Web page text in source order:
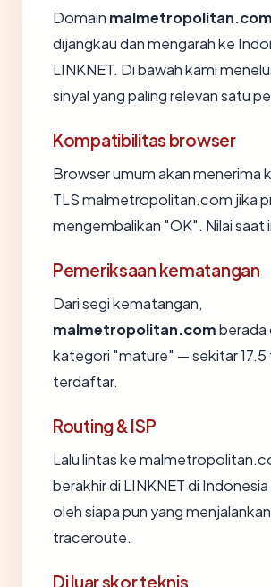
Domain malmetropolitan.com
dijangkau dan mengarah ke
LINKNET. Di bawah kami
sinyal yang paling relevan satu
Kompatibilitas browser
Browser umum akan menerima
TLS malmetropolitan.com jika
mengembalikan "OK". Nilai saat
Pemeriksaan kematangan
Dari segi kematangan,
malmetropolitan.comberada
kategori "mature" — sekitar 17.5
terdaftar.
Routing & ISP
Lalu lintas ke
berakhir di LINKNET di
oleh siapa pun yang menjalankan
traceroute.
Di luar skor teknis